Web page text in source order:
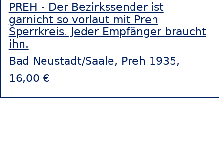
PREH - Der Bezirkssender ist
garnicht so vorlaut mit Preh
Sperrkreis. Jeder Empfänger braucht
ihn.
Bad Neustadt/Saale, Preh 1935,
16,00 €